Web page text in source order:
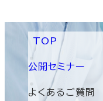
TOP
公開セミナー
よくあるご質問